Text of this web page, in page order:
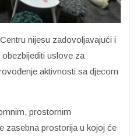
nijesu zadovoljavajući i
uslove za
aktivnosti sa djecom
prostornim
zasebna prostorija u kojoj će